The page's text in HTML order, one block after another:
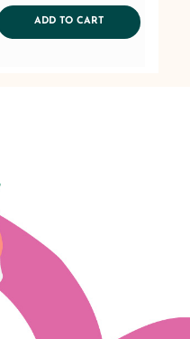
ADD TO CARTADDTOCART